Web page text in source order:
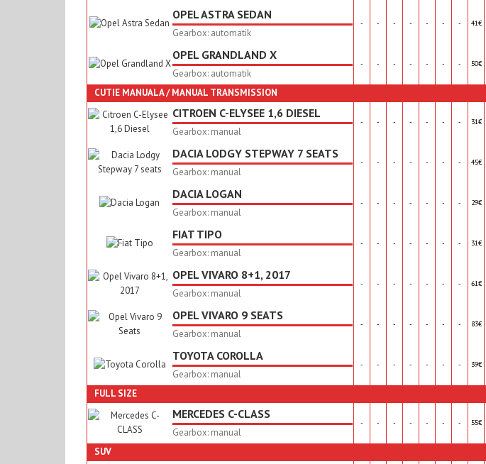
OPEL ASTRA SEDAN
Gearbox: automatik
- - - - - - - 41€
OPEL GRANDLAND X
Gearbox: automatik
- - - - - - - 50€
CUTIE MANUALA / MANUAL TRANSMISSION
CITROEN C-ELYSEE 1,6 DIESEL
Gearbox: manual
- - - - - - - 31€
DACIA LODGY STEPWAY 7 SEATS
Gearbox: manual
- - - - - - - 45€
DACIA LOGAN
Gearbox: manual
- - - - - - - 29€
FIAT TIPO
Gearbox: manual
- - - - - - - 31€
OPEL VIVARO 8+1, 2017
Gearbox: manual
- - - - - - - 61€
OPEL VIVARO 9 SEATS
Gearbox: manual
- - - - - - - 83€
TOYOTA COROLLA
Gearbox: manual
- - - - - - - 39€
FULL SIZE
MERCEDES C-CLASS
Gearbox: manual
- - - - - - - 55€
SUV